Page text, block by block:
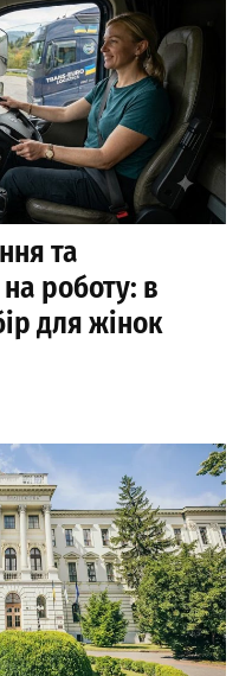
та
роботу: в
для жінок